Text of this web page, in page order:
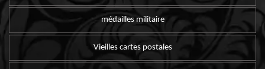
médailles militaire
Vieilles cartes postales